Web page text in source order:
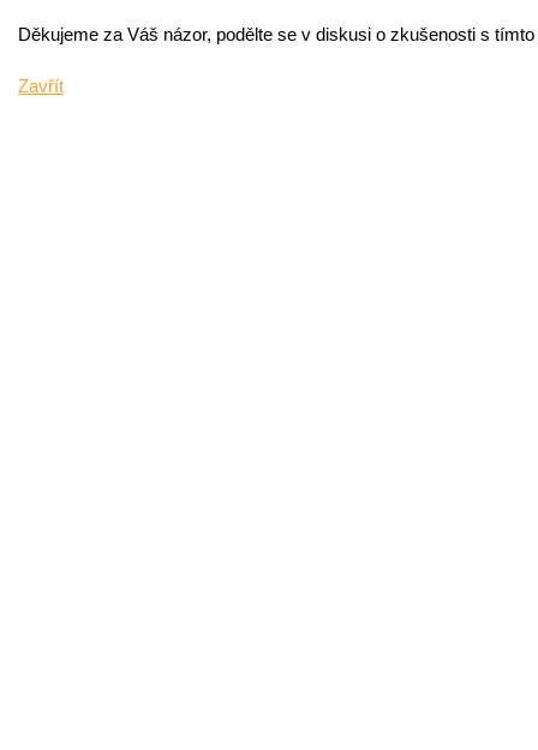
Děkujeme za Váš názor, podělte se v diskusi o zkušenosti s
Zavřít